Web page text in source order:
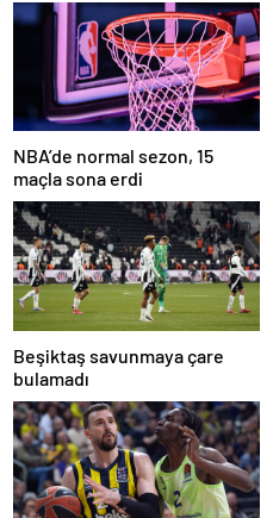
NBA’de normal sezon, 15
maçla sona erdi
Beşiktaş savunmaya çare
bulamadı